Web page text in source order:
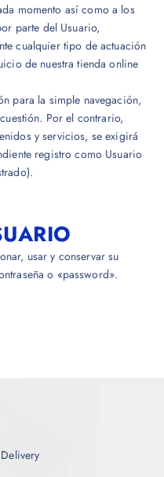
momento así como a los
parte del Usuario,
cualquier tipo de actuación
de nuestra tienda online
para la simple navegación,
Por el contrario,
y servicios, se exigirá
registro como Usuario
usar y conservar su
o «password».